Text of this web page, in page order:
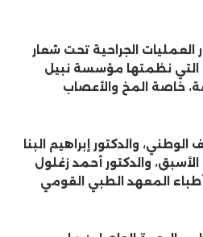
العمليات الجراحية تحت شعار
التي نظمتها مؤسسة نبيل
تخصصات مختلفة، خاصة المخ والأعصاب
والدكتور إبراهيم البنا
والدكتور أحمد زغلول
المعهد الطبي القومي